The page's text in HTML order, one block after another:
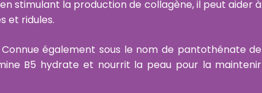
stimulant la production de collagène, il peut aider à
et ridules.
Connue également sous le nom de pantothénate de
B5 hydrate et nourrit la peau pour la maintenir